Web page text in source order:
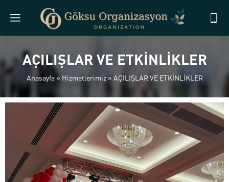
AÇILIŞLAR VE ETKİNLİKLER
Anasayfa» Hizmetlerimiz» AÇILIŞLAR VE ETKİNLİKLER